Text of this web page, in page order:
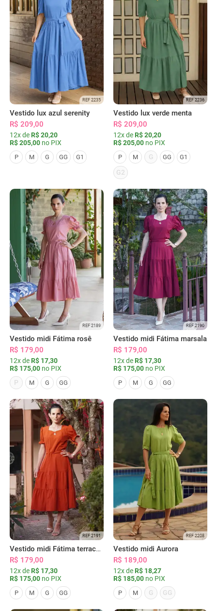
REF 2235
Vestido lux azul serenity
R$ 209,00
12x de R$ 20,20
R$ 205,00 no PIX
P M G GG G1
REF 2236
Vestido lux verde menta
R$ 209,00
12x de R$ 20,20
R$ 205,00 no PIX
P M G GG G1
G2
REF 2189
Vestido midi Fátima rosê
R$ 179,00
12x de R$ 17,30
R$ 175,00 no PIX
P
M G GG
REF 2190
Vestido midi Fátima marsala
R$ 179,00
12x de R$ 17,30
R$ 175,00 no PIX
P M G GG
REF 2191
Vestido midi Fátima terracota
R$ 179,00
12x de R$ 17,30
R$ 175,00 no PIX
P M G GG
REF 2208
Vestido midi Aurora
R$ 189,00
12x de R$ 18,27
R$ 185,00 no PIX
P M G GG